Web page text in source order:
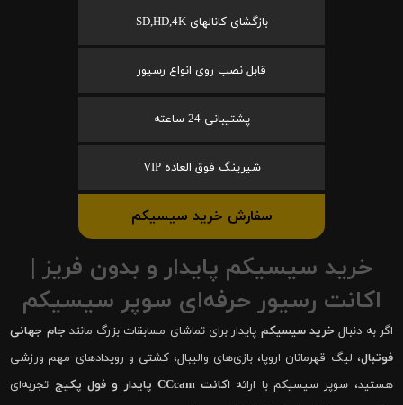
بازگشای کانالهای SD,HD,4K
قابل نصب روی انواع رسیور
پشتیبانی 24 ساعته
شیرینگ فوق العاده VIP
سفارش خرید سیسیکم
خرید سیسیکم پایدار و بدون فریز |
اکانت رسیور حرفه‌ای سوپر سیسیکم
اگر به دنبال خرید سیسیکم پایدار برای تماشای مسابقات بزرگ مانند جام جهانی
فوتبال، لیگ قهرمانان اروپا، بازی‌های والیبال، کشتی و رویدادهای مهم ورزشی
هستید، سوپر سیسیکم با ارائه اکانت CCcam پایدار و فول پکیج
تجربه‌ای